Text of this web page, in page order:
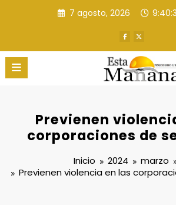
7 agosto, 2026
Previenen
corporaciones de
Inicio 2024 marzo
Previenen violencia en las